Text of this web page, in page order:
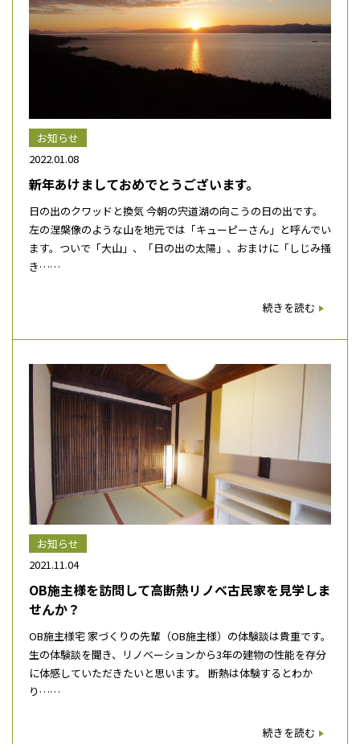
お知らせ
2022.01.08
新年あけましておめでとうございます。
日の出のクワッドと換気 今朝の宍道湖の向こうの日の出です。
左の涅槃像のような山を地元では「キューピーさん」と呼んでい
ます。ついで「大山」、「日の出の太陽」、おまけに「しじみ掻
き……
続きを読む
お知らせ
2021.11.04
OB施主様を訪問して高断熱リノベ古民家を見学しま
せんか？
OB施主様宅 家づくりの先輩（OB施主様）の体験談は貴重です。
生の体験談を聞き、リノベーションから3年の建物の性能を存分
に体感していただきたいと思います。 断熱は体験するとわか
り……
続きを読む